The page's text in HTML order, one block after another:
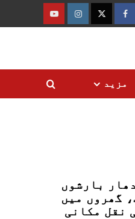
فیس
ٹوئٹرانسٹاگرام
یوٹیوب
مزید
بارشوں
گھروں میں
نقل مکانی